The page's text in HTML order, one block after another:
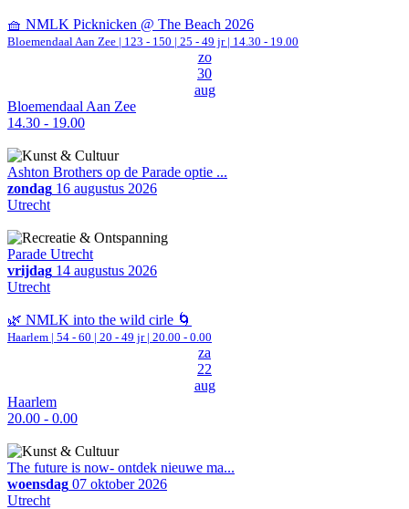
🧺 NMLK Picknicken @ The Beach 2026
Bloemendaal Aan Zee | 123 - 150 | 25 - 49 jr | 14.30 - 19.00
zo
30
aug
Bloemendaal Aan Zee
14.30 - 19.00
Ashton Brothers op de Parade optie ...
zondag 16 augustus 2026
Utrecht
Parade Utrecht
vrijdag 14 augustus 2026
Utrecht
🌿 NMLK into the wild cirle 🌀
Haarlem | 54 - 60 | 20 - 49 jr | 20.00 - 0.00
za
22
aug
Haarlem
20.00 - 0.00
The future is now- ontdek nieuwe ma...
woensdag 07 oktober 2026
Utrecht